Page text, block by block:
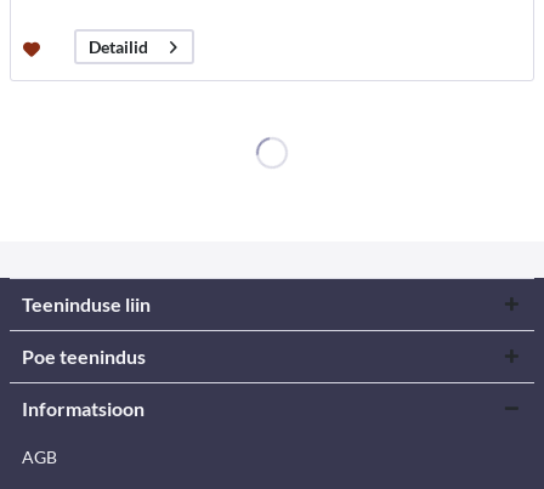
Detailid
Teeninduse liin
Poe teenindus
Informatsioon
AGB